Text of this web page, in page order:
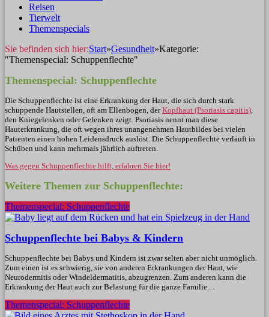
Reisen
Tierwelt
Themenspecials
Sie befinden sich hier:Start»Gesundheit»Kategorie:
"Themenspecial: Schuppenflechte"
Themenspecial: Schuppenflechte
Die Schuppenflechte ist eine Erkrankung der Haut, die sich durch stark
schuppende Hautstellen, oft am Ellenbogen, derKopfhaut (Psoriasis capitis),
den Kniegelenken oder Gelenken zeigt. Psoriasis nennt man diese
Hauterkrankung, die oft wegen ihres unangenehmen Hautbildes bei vielen
Patienten einen hohen Leidensdruck auslöst. Die Schuppenflechte verläuft in
Schüben und kann mehrmals jährlich auftreten.
Was gegen Schuppenflechte hilft, erfahren Sie hier!
Weitere Themen zur Schuppenflechte:
Themenspecial: Schuppenflechte
Schuppenflechte bei Babys & Kindern
Schuppenflechte bei Babys und Kindern ist zwar selten aber nicht unmöglich.
Zum einen ist es schwierig, sie von anderen Erkrankungen der Haut, wie
Neurodermitis oder Windeldermatitis, abzugrenzen. Zum anderen kann die
Erkrankung der Haut auch zur Belastung für die ganze Familie…
Themenspecial: Schuppenflechte